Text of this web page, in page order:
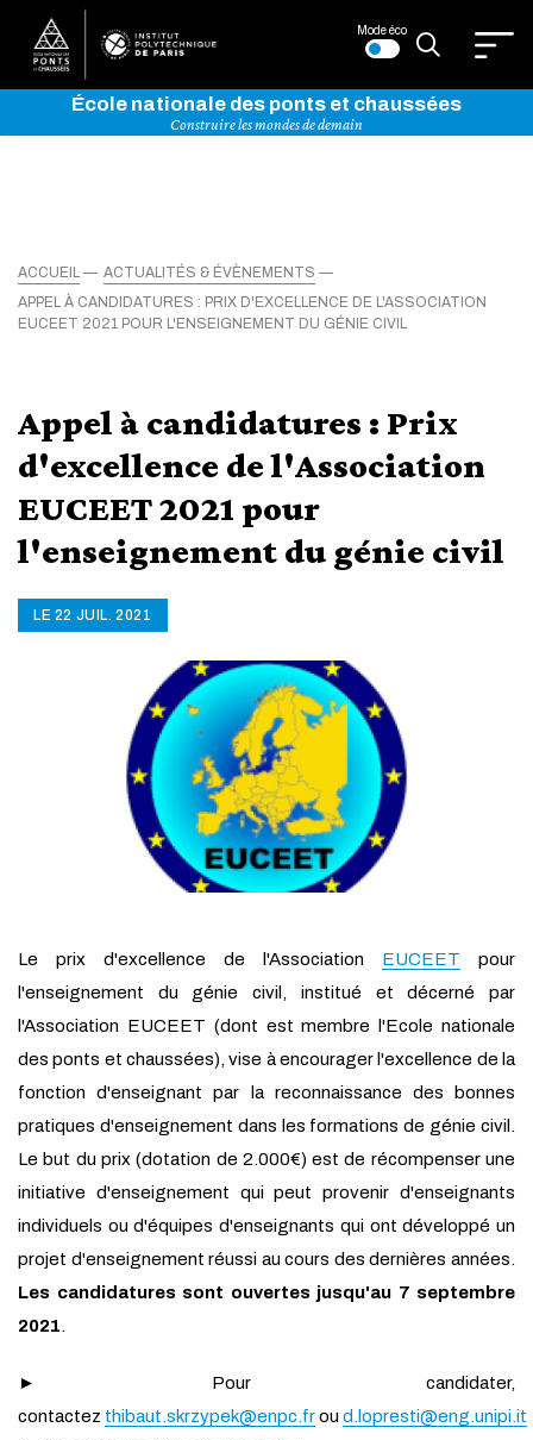
Mode éco
École nationale des ponts et chaussées
Construire les mondes de demain
ACCUEIL
ACTUALITÉS & ÉVÈNEMENTS
APPEL À CANDIDATURES : PRIX D'EXCELLENCE DE L'ASSOCIATION
EUCEET 2021 POUR L'ENSEIGNEMENT DU GÉNIE CIVIL
Appel à candidatures : Prix
d'excellence de l'Association
EUCEET 2021 pour
l'enseignement du génie civil
LE 22 JUIL. 2021
Le prix d'excellence de l'Association EUCEET pour
l'enseignement du génie civil, institué et décerné par
l'Association EUCEET (dont est membre l'Ecole nationale
des ponts et chaussées), vise à encourager l'excellence de la
fonction d'enseignant par la reconnaissance des bonnes
pratiques d'enseignement dans les formations de génie civil.
Le but du prix (dotation de 2.000€) est de récompenser une
initiative d'enseignement qui peut provenir d'enseignants
individuels ou d'équipes d'enseignants qui ont développé un
projet d'enseignement réussi au cours des dernières années.
Les candidatures sont ouvertes jusqu'au 7 septembre
2021.
► Pour candidater,
contactez thibaut.skrzypek@enpc.frou d.lopresti@eng.unipi.it